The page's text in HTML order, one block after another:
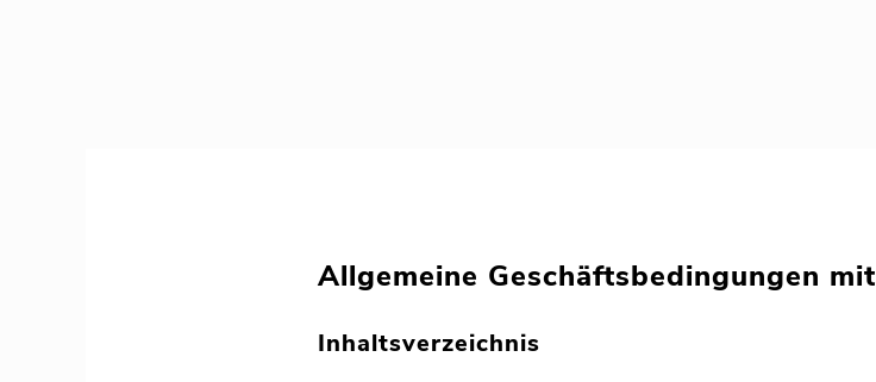
Allgemeine Geschäftsbedingungen mit
Inhaltsverzeichnis